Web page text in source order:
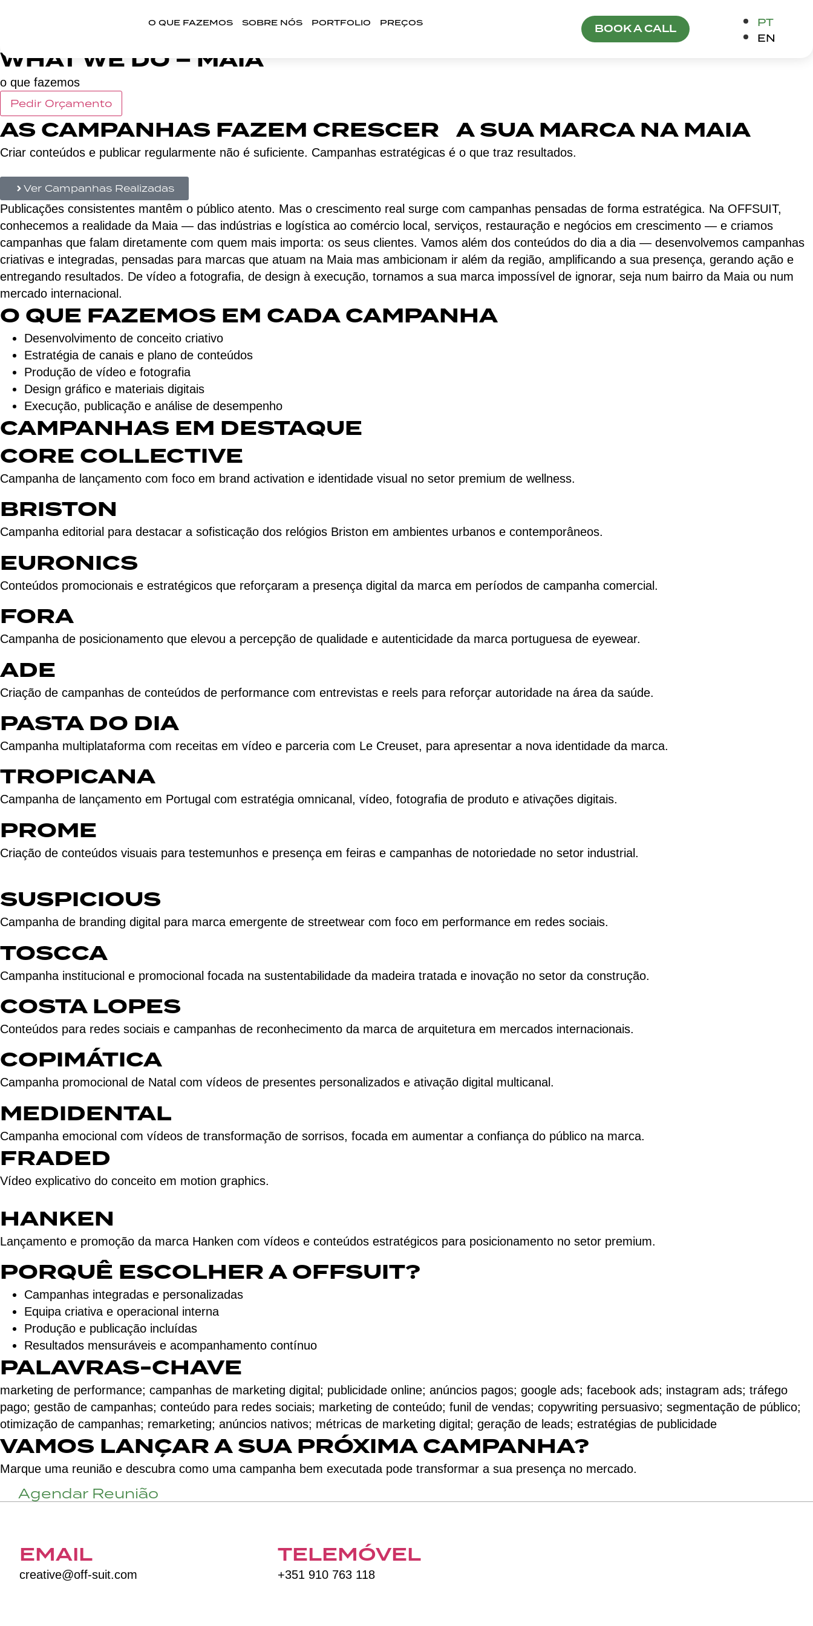
O QUE FAZEMOS SOBRE NÓS PORTFOLIO PREÇOS BOOK A CALL
PT
EN
WHAT WE DO – MAIA
o que fazemos
Pedir Orçamento
AS CAMPANHAS FAZEM CRESCER A SUA MARCA NA MAIA
Criar conteúdos e publicar regularmente não é suficiente. Campanhas estratégicas é o que traz resultados.
Ver Campanhas Realizadas
Publicações consistentes mantêm o público atento. Mas o crescimento real surge com campanhas pensadas de forma estratégica. Na OFFSUIT,
conhecemos a realidade da Maia — das indústrias e logística ao comércio local, serviços, restauração e negócios em crescimento — e criamos
campanhas que falam diretamente com quem mais importa: os seus clientes. Vamos além dos conteúdos do dia a dia — desenvolvemos campanhas
criativas e integradas, pensadas para marcas que atuam na Maia mas ambicionam ir além da região, amplificando a sua presença, gerando ação e
entregando resultados. De vídeo a fotografia, de design à execução, tornamos a sua marca impossível de ignorar, seja num bairro da Maia ou num
mercado internacional.
O QUE FAZEMOS EM CADA CAMPANHA
Desenvolvimento de conceito criativo
Estratégia de canais e plano de conteúdos
Produção de vídeo e fotografia
Design gráfico e materiais digitais
Execução, publicação e análise de desempenho
CAMPANHAS EM DESTAQUE
CORE COLLECTIVE
Campanha de lançamento com foco em brand activation e identidade visual no setor premium de wellness.
BRISTON
Campanha editorial para destacar a sofisticação dos relógios Briston em ambientes urbanos e contemporâneos.
EURONICS
Conteúdos promocionais e estratégicos que reforçaram a presença digital da marca em períodos de campanha comercial.
FORA
Campanha de posicionamento que elevou a percepção de qualidade e autenticidade da marca portuguesa de eyewear.
ADE
Criação de campanhas de conteúdos de performance com entrevistas e reels para reforçar autoridade na área da saúde.
PASTA DO DIA
Campanha multiplataforma com receitas em vídeo e parceria com Le Creuset, para apresentar a nova identidade da marca.
TROPICANA
Campanha de lançamento em Portugal com estratégia omnicanal, vídeo, fotografia de produto e ativações digitais.
PROME
Criação de conteúdos visuais para testemunhos e presença em feiras e campanhas de notoriedade no setor industrial.
SUSPICIOUS
Campanha de branding digital para marca emergente de streetwear com foco em performance em redes sociais.
TOSCCA
Campanha institucional e promocional focada na sustentabilidade da madeira tratada e inovação no setor da construção.
COSTA LOPES
Conteúdos para redes sociais e campanhas de reconhecimento da marca de arquitetura em mercados internacionais.
COPIMÁTICA
Campanha promocional de Natal com vídeos de presentes personalizados e ativação digital multicanal.
MEDIDENTAL
Campanha emocional com vídeos de transformação de sorrisos, focada em aumentar a confiança do público na marca.
FRADED
Vídeo explicativo do conceito em motion graphics.
HANKEN
Lançamento e promoção da marca Hanken com vídeos e conteúdos estratégicos para posicionamento no setor premium.
PORQUÊ ESCOLHER A OFFSUIT?
Campanhas integradas e personalizadas
Equipa criativa e operacional interna
Produção e publicação incluídas
Resultados mensuráveis e acompanhamento contínuo
PALAVRAS-CHAVE
marketing de performance; campanhas de marketing digital; publicidade online; anúncios pagos; google ads; facebook ads; instagram ads; tráfego
pago; gestão de campanhas; conteúdo para redes sociais; marketing de conteúdo; funil de vendas; copywriting persuasivo; segmentação de público;
otimização de campanhas; remarketing; anúncios nativos; métricas de marketing digital; geração de leads; estratégias de publicidade
VAMOS LANÇAR A SUA PRÓXIMA CAMPANHA?
Marque uma reunião e descubra como uma campanha bem executada pode transformar a sua presença no mercado.
Agendar Reunião
EMAIL
creative@off-suit.com
TELEMÓVEL
+351 910 763 118